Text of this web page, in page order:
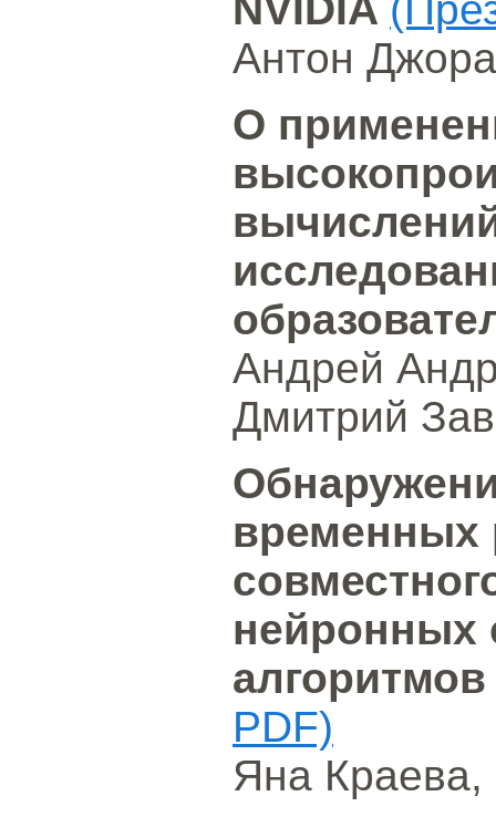
Антон
О
Андрей
Дмитрий
временных
нейронных
PDF)
Яна